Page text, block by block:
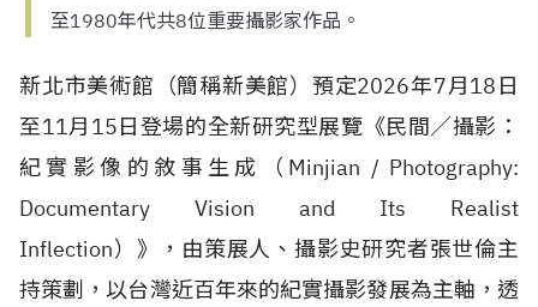
至1980年代共8位重要攝影家作品。
新北市美術館（簡稱新美館）預定2026年7月18日
至11月15日登場的全新研究型展覽《民間／攝影：
紀實影像的敘事生成（Minjian / Photography:
Documentary Vision and Its Realist
Inflection）》，由策展人、攝影史研究者張世倫主
持策劃，以台灣近百年來的紀實攝影發展為主軸，透